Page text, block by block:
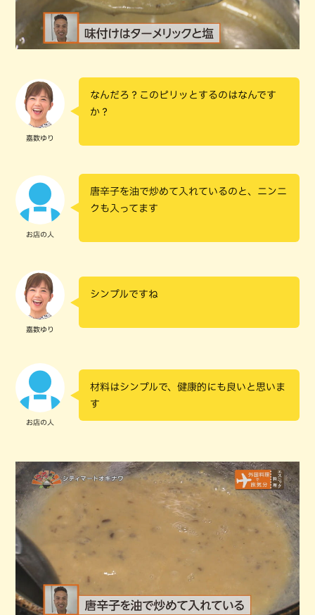
嘉数ゆり
なんだろ？このピリッとするのはなんです
か？
お店の人
唐辛子を油で炒めて入れているのと、ニンニ
クも入ってます
嘉数ゆり
シンプルですね
お店の人
材料はシンプルで、健康的にも良いと思いま
す